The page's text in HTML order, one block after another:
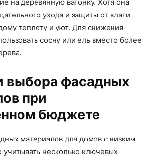
на деревянную вагонку. Хотя она
ухода и защиты от влаги,
теплоту и уют. Для снижения
сосну или ель вместо более
выбора фасадных
при
бюджете
материалов для домов с низким
несколько ключевых